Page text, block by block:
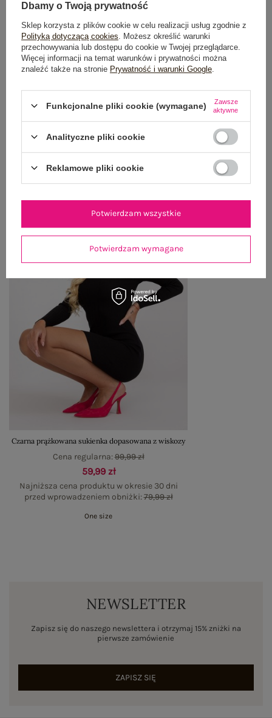
GŁÓWNE PARAMETRY
OPINIE O PRODUKCIE (0)
WYSYŁKA I DOSTAWA
OSTATNIO OGLĄDANE
Zobacz wszystko
Czarna prążkowana sukienka dopasowana z wiskozy
59,99 zł
Najniższa cena produktu w okresie 30 dni
przed wprowadzeniem obniżki:79,99 zł
Cena regularna:99,99 zł
One size
NEWSLETTER
Zapisz się do naszego newslettera i otrzymaj 15% zniżki na
pierwsze zamówienie
ZAPISZ SIĘ
Dbamy o Twoją prywatność
Sklep korzysta z plików cookie w celu realizacji usług zgodnie z
Polityką dotyczącą cookies . Możesz określić warunki
przechowywania lub dostępu do cookie w Twojej przeglądarce.
Więcej informacji na temat warunków i prywatności można
znaleźć także na stronie Prywatność i warunki Google
Funkcjonalne pliki cookie (wymagane)
Zawsze
aktywne
Analityczne pliki cookie
Reklamowe pliki cookie
Potwierdzam wymagane
Potwierdzam wszystkie